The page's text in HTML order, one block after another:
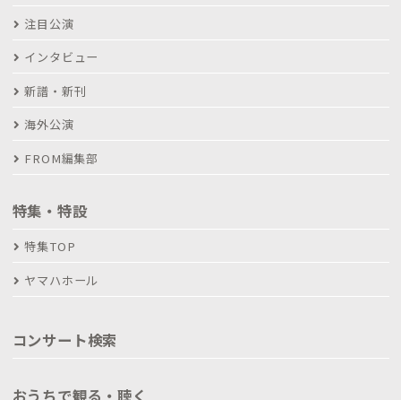
注目公演
インタビュー
新譜・新刊
海外公演
FROM編集部
特集・特設
特集TOP
ヤマハホール
コンサート検索
おうちで観る・聴く